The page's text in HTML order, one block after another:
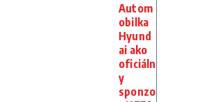
Autom
obilka
Hyund
ai ako
oficiáln
y
sponzo